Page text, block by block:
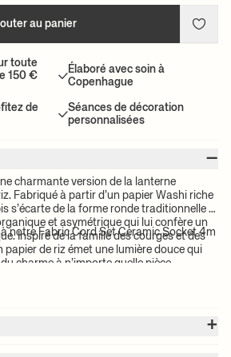
au panier
toute
150 €
Élaboré avec soin à
Copenhague
de
Séances de décoration
personnalisées
–
charmante version de la lanterne
Fabriqué à partir d’un papier Washi riche
s’écarte de la forme ronde traditionnelle et
et asymétrique qui lui confère un
Inspiré de la famille des courges et des
papier de riz émet une lumière douce qui
charme à n’importe quelle pièce.
notre Fabric Cord Set Ceramic Socket 4m
+